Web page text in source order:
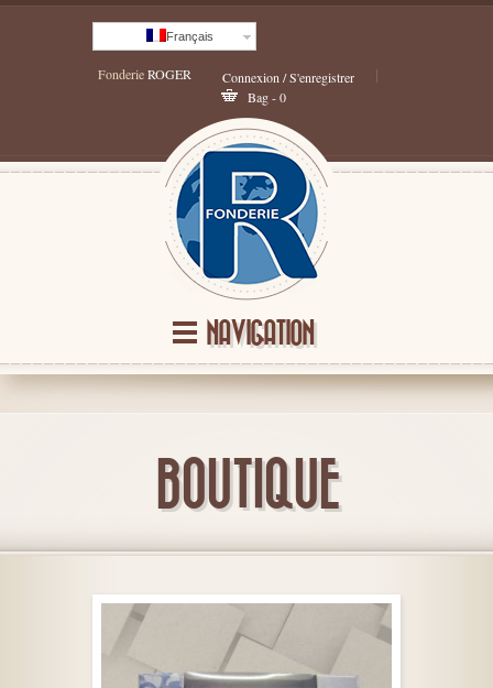
Français
FonderieROGER
Connexion / S'enregistrer
Bag - 0
NAVIGATION
BOUTIQUE